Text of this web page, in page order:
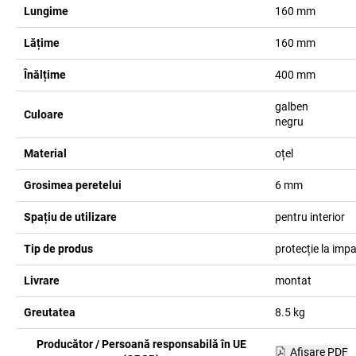
Lungime 160 mm
Lățime 160 mm
Înălțime 400 mm
Culoare
galben
negru
Material oțel
Grosimea peretelui 6 mm
Spațiu de utilizare pentru interior
Tip de produs protecție la
Livrare montat
Greutatea 8.5 kg
Producător / Persoană responsabilă în UE
Afişare PDF